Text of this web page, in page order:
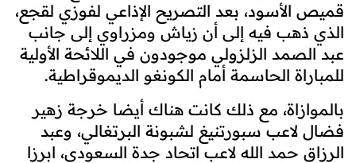
قميص الأسود، بعد التصريح الإذاعي لفوزي لقجع،
الذي ذهب فيه إلى أن زياش ومزراوي إلى جانب
عبد الصمد الزلزولي موجودون في اللائحة الأولية
للمباراة الحاسمة أمام الكونغو الديموقراطية.
بالموازاة، مع ذلك كانت هناك أيضا خرجة زهير
فضال لاعب سبورتنيغ لشبونة البرتغالي، وعبد
الرزاق حمد الله لاعب اتحاد جدة السعودي، ابرزا